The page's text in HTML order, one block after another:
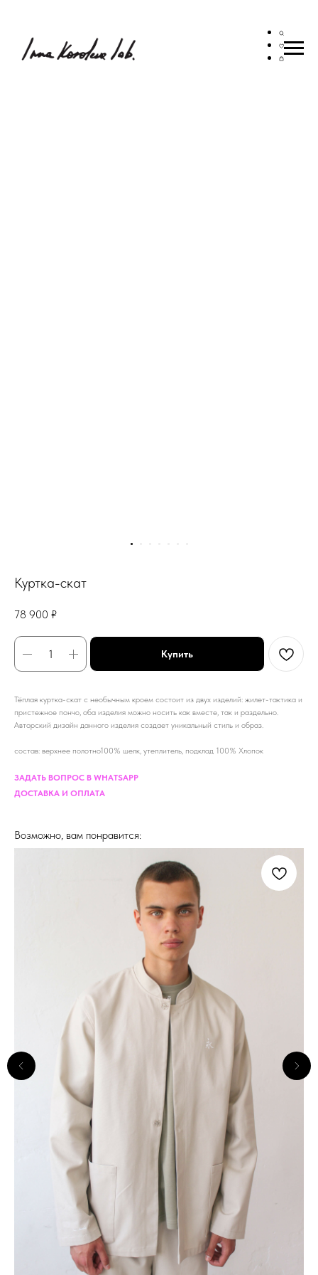
Куртка-скат
78 900 ₽
Купить
Тёплая куртка-скат с необычным кроем состоит из двух изделий: жилет-тактика и
пристежное пончо, оба изделия можно носить как вместе, так и раздельно.
Авторский дизайн данного изделия создает уникальный стиль и образ.
состав: верхнее полотно100% шелк, утеплитель, подклад 100% Хлопок
ЗАДАТЬ ВОПРОС В WHATSAPP
ДОСТАВКА И ОПЛАТА
Возможно, вам понравится: